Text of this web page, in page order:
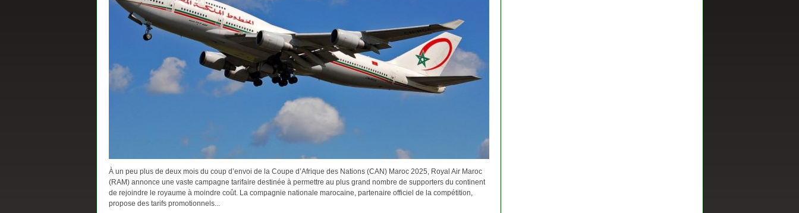
À un peu plus de deux mois du coup d’envoi de la Coupe d’Afrique des Nations (CAN) Maroc 2025, Royal Air Maroc
(RAM) annonce une vaste campagne tarifaire destinée à permettre au plus grand nombre de supporters du continent
de rejoindre le royaume à moindre coût. La compagnie nationale marocaine, partenaire officiel de la compétition,
propose des tarifs promotionnels...